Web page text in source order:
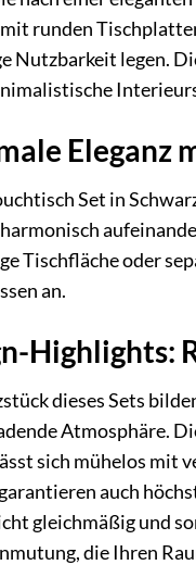
runden
Nutzbarkeit legen.
Eleganz
Set in
Tischfläche oder
an.
Highlights:
dieses Sets
Atmosphäre.
sich mühelos mit
auch
gleichmäßig und
die Ihren